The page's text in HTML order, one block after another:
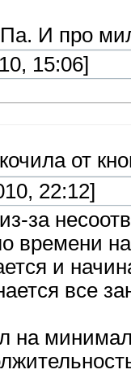
И про
15:06]
от
22:12]
за
времени
и
все
на